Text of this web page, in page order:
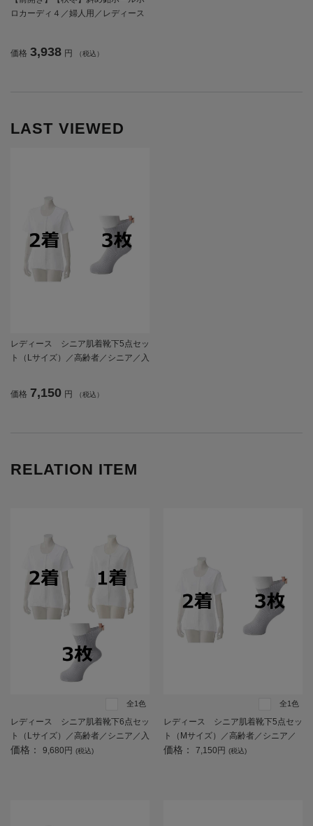
ロカーディ４／婦人用／レディース
価格 3,938 円 （税込）
LAST VIEWED
レディース シニア肌着靴下5点セッ
ト（Lサイズ）／高齢者／シニア／入
価格 7,150 円 （税込）
RELATION ITEM
全1色
レディース シニア肌着靴下6点セッ
ト（Lサイズ）／高齢者／シニア／入
居／入所／介護／生活用品／前開き
価格： 9,680円 (税込)
全1色
レディース シニア肌着靴下5点セッ
ト（Mサイズ）／高齢者／シニア／
入居／入所／介護／生活用品／前開
価格： 7,150円 (税込)